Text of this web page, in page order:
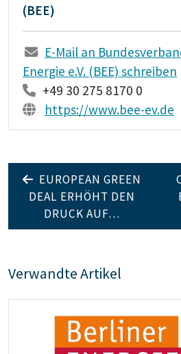
(BEE)
E-Mail an
Energie e.V. (BEE) schreiben
+49 30 275 8170 0
https://www.bee-ev.de
EUROPEAN GREEN
DEAL ERHÖHT DEN
DRUCK AUF…
Verwandte Artikel